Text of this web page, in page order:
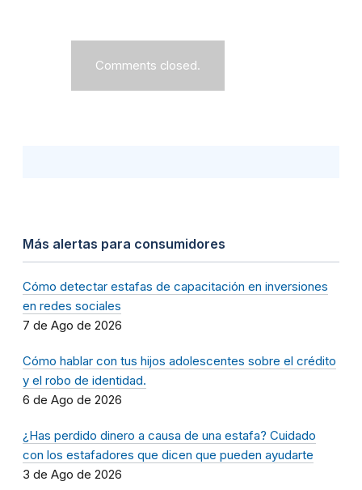
Comments closed.
Más alertas para consumidores
Cómo detectar estafas de capacitación en inversiones
en redes sociales
7 de Ago de 2026
Cómo hablar con tus hijos adolescentes sobre el crédito
y el robo de identidad.
6 de Ago de 2026
¿Has perdido dinero a causa de una estafa? Cuidado
con los estafadores que dicen que pueden ayudarte
3 de Ago de 2026